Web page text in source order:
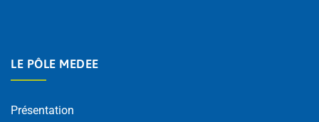
LE PÔLE MEDEE
Présentation